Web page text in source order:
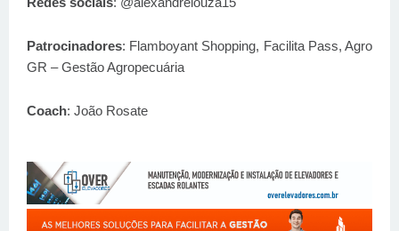
Patrocinadores: Flamboyant Shopping, Facilita Pass, Agro
GR – Gestão Agropecuária
Coach: João Rosate